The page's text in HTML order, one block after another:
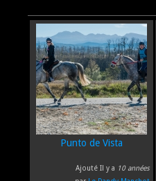
Punto de Vista
Ajouté Il y a 10 années